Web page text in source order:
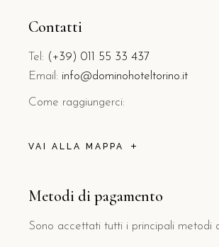
Contatti
Tel: (+39) 011 55 33 437
Email: info@dominohoteltorino.it
Come raggiungerci:
VAI ALLA MAPPA
Metodi di pagamento
Sono accettati tutti i principali metodi